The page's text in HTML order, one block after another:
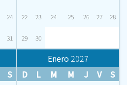
24
31
22 23 24 25 26 27 28
29 30
S
Enero2027
D
L M M J V S